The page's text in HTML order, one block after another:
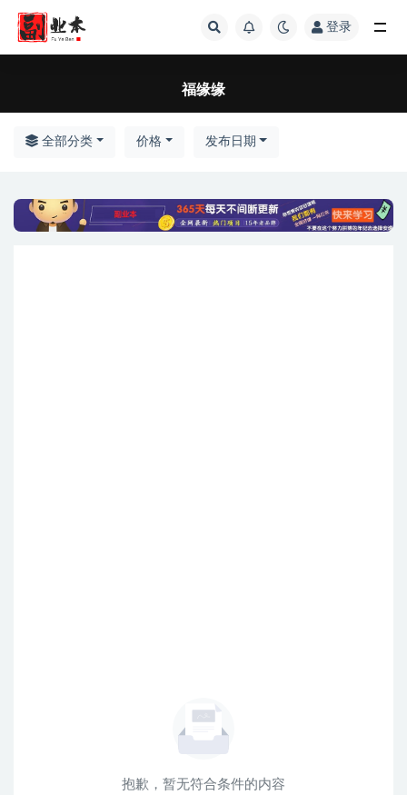
登录
福缘缘
全部分类 价格 发布日期
抱歉，暂无符合条件的内容